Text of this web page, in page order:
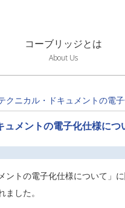
コーブリッジとは
About Us
クニカル・ドキュメントの電
ュメントの電子化仕様に
ントの電子化仕様について」
ました。